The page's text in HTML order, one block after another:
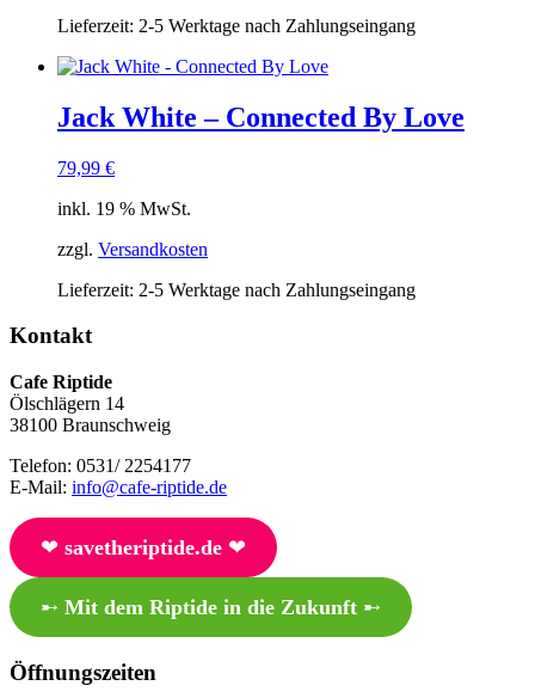
Lieferzeit: 2-5 Werktage nach Zahlungseingang
Jack White – Connected By Love
79,99 €
inkl. 19 % MwSt.
zzgl. Versandkosten
Lieferzeit: 2-5 Werktage nach Zahlungseingang
Kontakt
Cafe Riptide
Ölschlägern 14
38100 Braunschweig
Telefon: 0531/ 2254177
E-Mail: info@cafe-riptide.de
❤︎ savetheriptide.de❤︎
➸ Mit dem Riptide in die Zukunft➸
Öffnungszeiten